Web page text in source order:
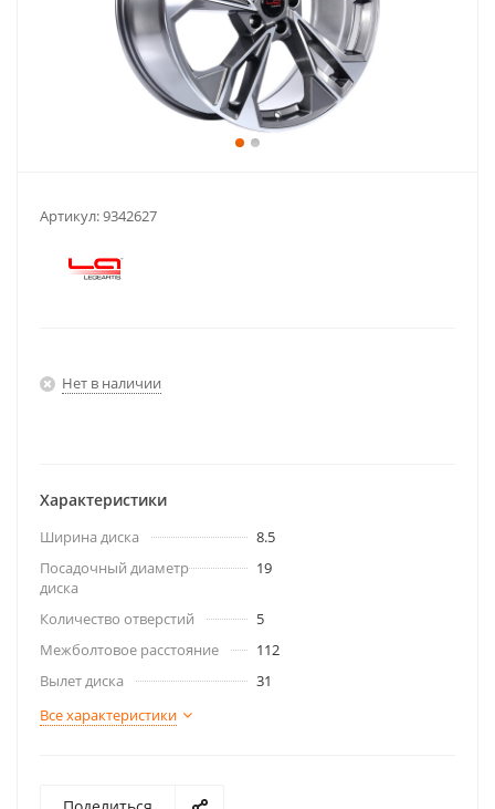
Артикул:9342627
Нет в наличии
Характеристики
Ширина диска
8.5
Посадочный диаметр
диска
19
Количество отверстий
5
Межболтовое расстояние
112
Вылет диска
31
Все характеристики